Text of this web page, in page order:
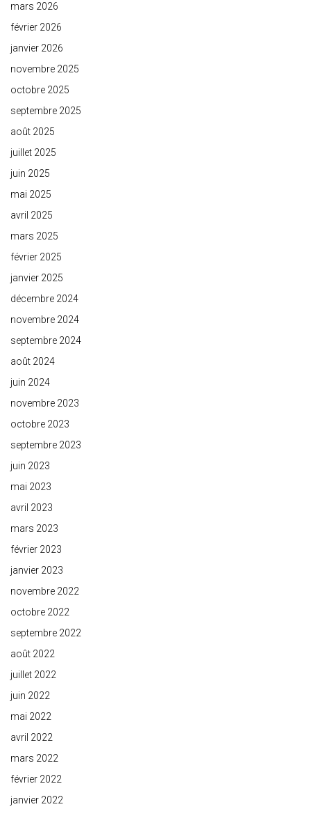
mars 2026
février 2026
janvier 2026
novembre 2025
octobre 2025
septembre 2025
août 2025
juillet 2025
juin 2025
mai 2025
avril 2025
mars 2025
février 2025
janvier 2025
décembre 2024
novembre 2024
septembre 2024
août 2024
juin 2024
novembre 2023
octobre 2023
septembre 2023
juin 2023
mai 2023
avril 2023
mars 2023
février 2023
janvier 2023
novembre 2022
octobre 2022
septembre 2022
août 2022
juillet 2022
juin 2022
mai 2022
avril 2022
mars 2022
février 2022
janvier 2022